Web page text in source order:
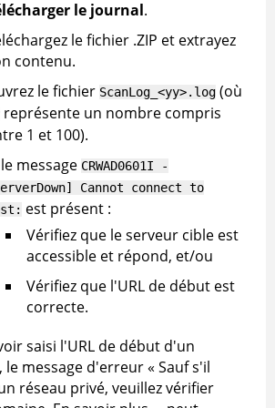
le journal.
le fichier .ZIP et extrayez
contenu.
le fichier ScanLog_<yy>.log (où
représente un nombre compris
1 et 100).
message CRWAD0601I -
Cannot connect to
est présent :
Vérifiez que le serveur cible est
accessible et répond, et/ou
Vérifiez que l'URL de début est
correcte.
saisi l'URL de début d'un
le message d'erreur « Sauf s'il
réseau privé, veuillez vérifier